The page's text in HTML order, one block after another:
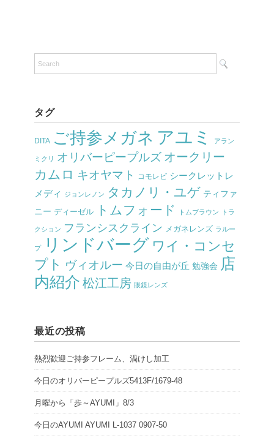
タグ
DITA ご持参メガネ アユミ アラン
ミクリ オリバーピープルズ オークリー
カムロ キオヤマト コモレビ シークレットレ
メディ
ジョンレノン タカノリ・ユゲ ティファ
ニー ディーゼル トムフォード トムブラウン トラ
クション フランシスクライン メガネレンズ ラルー
プ リンドバーグ ワイ・コンセ
プト ヴィオルー 今日の自由が丘 勉強会 店
内紹介 松江工房 眼鏡レンズ
最近の投稿
熱烈歓迎ご持参フレーム、渦けし加工
今日のオリバーピープルズ5413F/1679-48
月曜から「歩～AYUMI」8/3
今日のAYUMI AYUMI L-1037 0907-50